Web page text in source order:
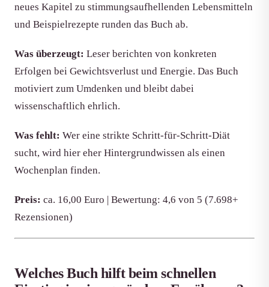
neues Kapitel zu stimmungsaufhellenden Lebensmitteln
und Beispielrezepte runden das Buch ab.
Was überzeugt: Leser berichten von konkreten
Erfolgen bei Gewichtsverlust und Energie. Das Buch
motiviert zum Umdenken und bleibt dabei
wissenschaftlich ehrlich.
Was fehlt: Wer eine strikte Schritt-für-Schritt-Diät
sucht, wird hier eher Hintergrundwissen als einen
Wochenplan finden.
Preis: ca. 16,00 Euro | Bewertung: 4,6 von 5 (7.698+
Rezensionen)
Welches Buch hilft beim schnellen